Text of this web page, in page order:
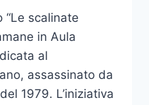
“Le scalinate
in Aula
al
assassinato da
1979. L’iniziativa